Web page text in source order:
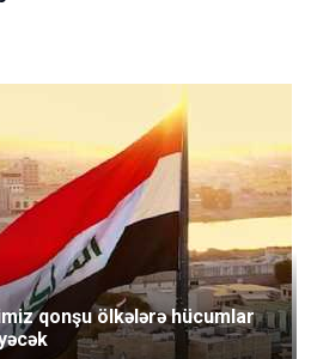
qonşu ölkələrə hücumlar